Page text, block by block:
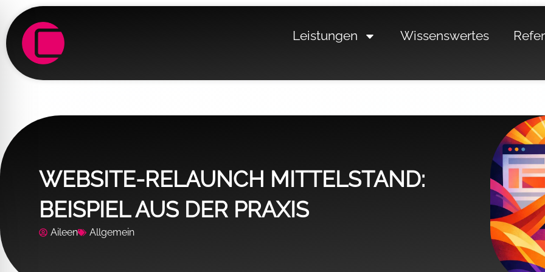
Inhalt
springen
Leistungen Wissenswertes
WEBSITE-RELAUNCH MITTELSTAND:
BEISPIEL AUS DER PRAXIS
Aileen Allgemein
Modus